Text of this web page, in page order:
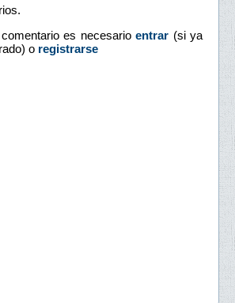
es necesario entrar (si ya
o registrarse